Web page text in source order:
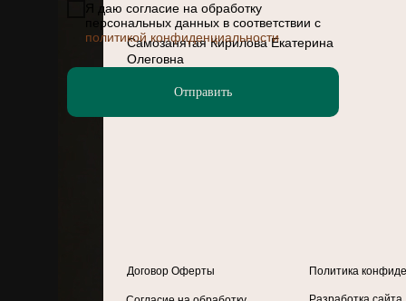
Самозанятая Кирилова Екатерина
Олеговна
evi4.cat@mail.ru
Политика
Договор Оферты
Я даю согласие на обработку
персональных данных в соответствии с
политикой конфиденциальности
Отправить